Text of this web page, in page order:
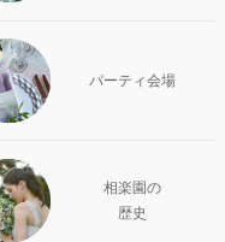
パーティ会場
相楽園の
歴史